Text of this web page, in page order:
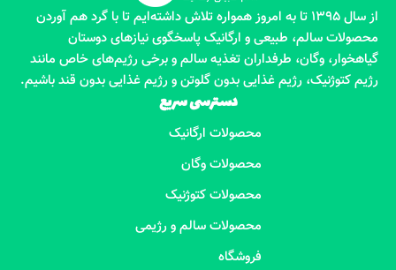
از سال 1395 تا به امروز همواره تلاش داشته‌ایم تا با گرد هم آوردن
محصولات سالم، طبیعی و ارگانیک پاسخگوی نیازهای دوستان
گیاهخوار، وگان، طرفداران تغذیه سالم و برخی رژیم‌های خاص مانند
رژیم کتوژنیک، رژیم غذایی بدون گلوتن و رژیم غذایی بدون قند باشیم.
دسترسی سریع
محصولات ارگانیک
محصولات وگان
محصولات کتوژنیک
محصولات سالم و رژیمی
فروشگاه